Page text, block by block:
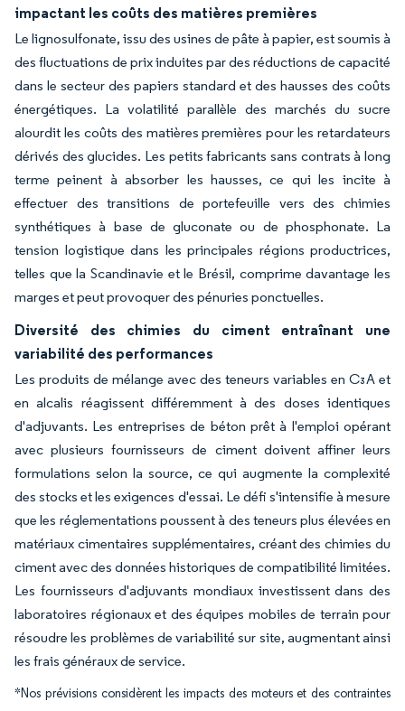
impactant les coûts des matières premières
Le lignosulfonate, issu des usines de pâte à papier, est soumis à
des fluctuations de prix induites par des réductions de capacité
dans le secteur des papiers standard et des hausses des coûts
énergétiques. La volatilité parallèle des marchés du sucre
alourdit les coûts des matières premières pour les retardateurs
dérivés des glucides. Les petits fabricants sans contrats à long
terme peinent à absorber les hausses, ce qui les incite à
effectuer des transitions de portefeuille vers des chimies
synthétiques à base de gluconate ou de phosphonate. La
tension logistique dans les principales régions productrices,
telles que la Scandinavie et le Brésil, comprime davantage les
marges et peut provoquer des pénuries ponctuelles.
Diversité des chimies du ciment entraînant une
variabilité des performances
Les produits de mélange avec des teneurs variables en C₃A et
en alcalis réagissent différemment à des doses identiques
d'adjuvants. Les entreprises de béton prêt à l'emploi opérant
avec plusieurs fournisseurs de ciment doivent affiner leurs
formulations selon la source, ce qui augmente la complexité
des stocks et les exigences d'essai. Le défi s'intensifie à mesure
que les réglementations poussent à des teneurs plus élevées en
matériaux cimentaires supplémentaires, créant des chimies du
ciment avec des données historiques de compatibilité limitées.
Les fournisseurs d'adjuvants mondiaux investissent dans des
laboratoires régionaux et des équipes mobiles de terrain pour
résoudre les problèmes de variabilité sur site, augmentant ainsi
les frais généraux de service.
*Nos prévisions considèrent les impacts des moteurs et des contraintes